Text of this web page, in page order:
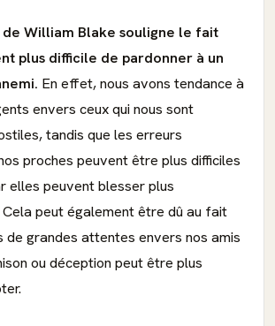
William Blake souligne le fait
plus difficile de pardonner à un
En effet, nous avons tendance à
envers ceux qui nous sont
tandis que les erreurs
proches peuvent être plus difficiles
elles peuvent blesser plus
peut également être dû au fait
de grandes attentes envers nos amis
ou déception peut être plus